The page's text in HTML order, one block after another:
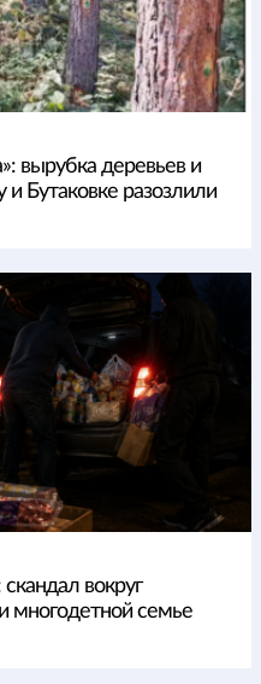
вырубка деревьев и
Бутаковке разозлили
вокруг
многодетной семье